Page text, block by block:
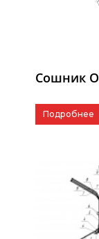
Сошник
Подробнее